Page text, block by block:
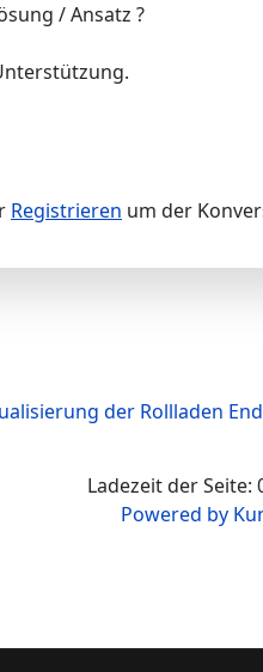
/ Ansatz ?
Registrieren um der
der Rollladen
Ladezeit der Seite:
Powered by